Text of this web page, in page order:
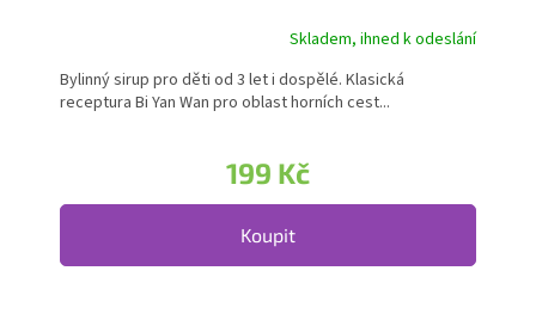
Skladem, ihned k odeslání
199 Kč
Koupit
Bylinný sirup pro děti od 3 let i dospělé. Klasická
receptura Bi Yan Wan pro oblast horních cest...